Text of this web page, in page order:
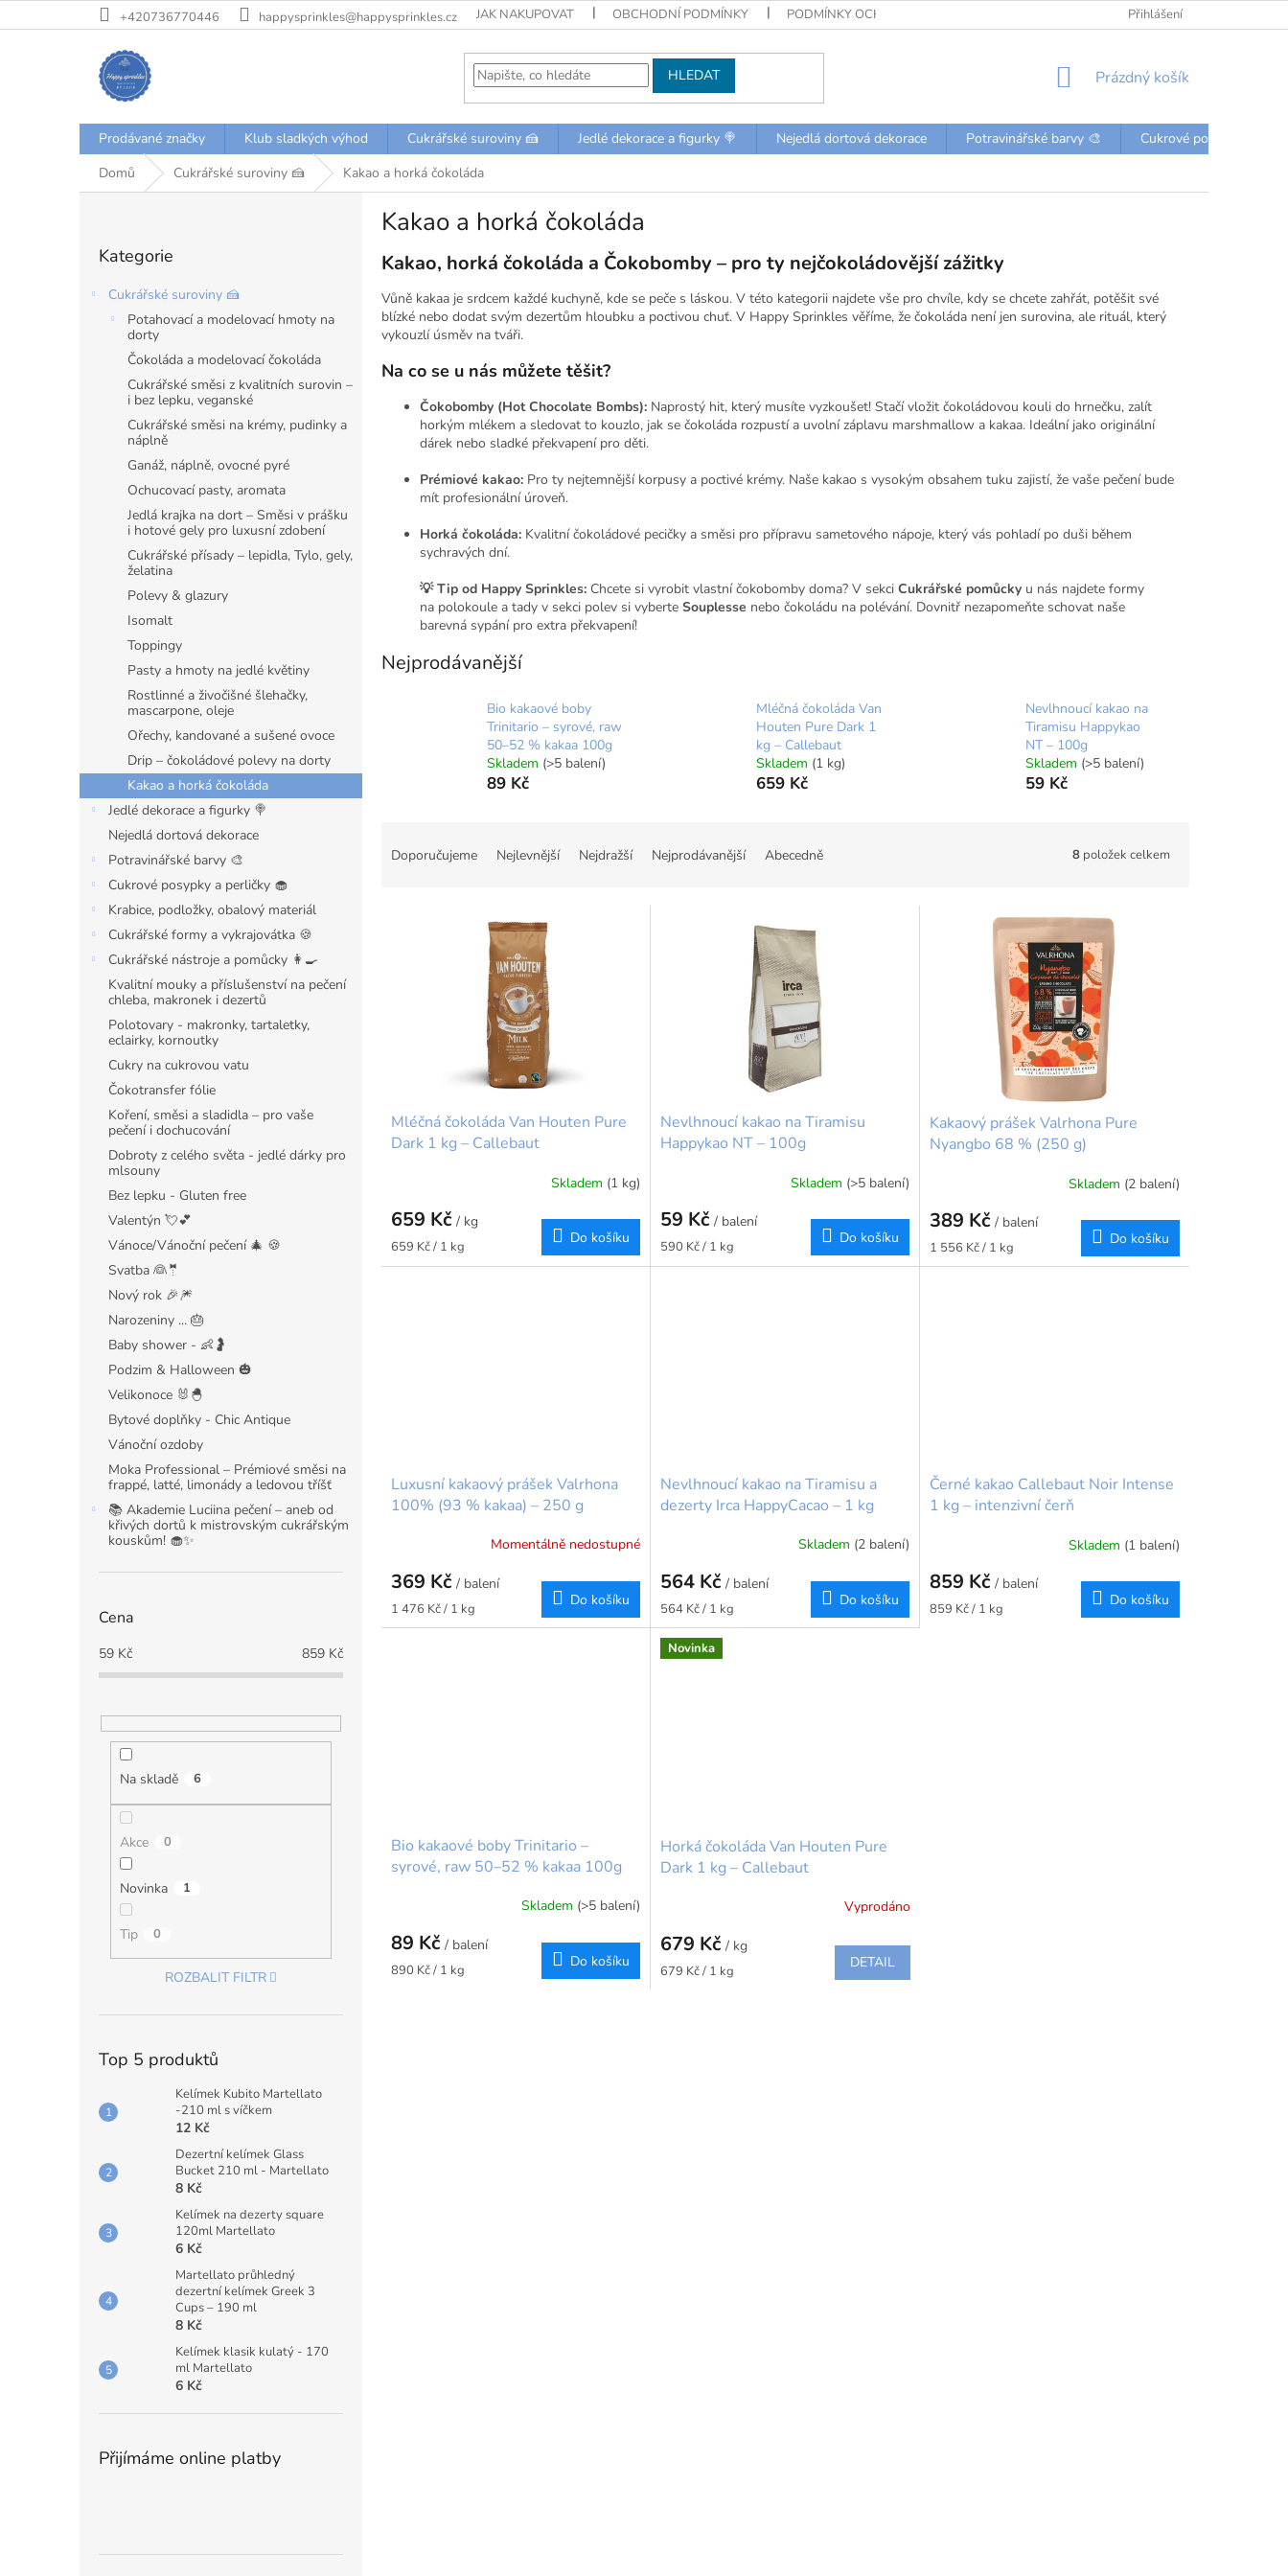
na
+420736770446 happysprinkles@happysprinkles.cz JAK NAKUPOVAT OBCHODNÍ PODMÍNKY PODMÍNKY OCHRANY OSOBNÍCH ÚDAJŮ KONTAKTYPřihlášení
HLEDAT
NÁKUPNÍ
Prázdný košík
Prodávané značky Klub sladkých výhod Cukrářské suroviny 🍰 Jedlé dekorace a figurky 🍭 Nejedlá dortová dekorace Potravinářské barvy 🎨
Cukrové posypky a
Domů
Cukrářské suroviny 🍰 Kakao a horká čokoláda
kategorie
Kategorie
Cukrářské suroviny 🍰
Potahovací a modelovací hmoty na
dorty
Čokoláda a modelovací čokoláda
Cukrářské směsi z kvalitních surovin –
i bez lepku, veganské
Cukrářské směsi na krémy, pudinky a
náplně
Ganáž, náplně, ovocné pyré
Ochucovací pasty, aromata
Jedlá krajka na dort – Směsi v prášku
i hotové gely pro luxusní zdobení
Cukrářské přísady – lepidla, Tylo, gely,
želatina
Polevy & glazury
Isomalt
Toppingy
Pasty a hmoty na jedlé květiny
Rostlinné a živočišné šlehačky,
mascarpone, oleje
Ořechy, kandované a sušené ovoce
Drip – čokoládové polevy na dorty
Kakao a horká čokoláda
Jedlé dekorace a figurky 🍭
Nejedlá dortová dekorace
Potravinářské barvy 🎨
Cukrové posypky a perličky 🧁
Krabice, podložky, obalový materiál
Cukrářské formy a vykrajovátka 🍪
Cukrářské nástroje a pomůcky 👩‍🍳
Kvalitní mouky a příslušenství na pečení
chleba, makronek i dezertů
Polotovary - makronky, tartaletky,
eclairky, kornoutky
Cukry na cukrovou vatu
Čokotransfer fólie
Koření, směsi a sladidla – pro vaše
pečení i dochucování
Dobroty z celého světa - jedlé dárky pro
mlsouny
Bez lepku - Gluten free
Valentýn 💘💕
Vánoce/Vánoční pečení 🎄 🍪
Svatba 👰🤵
Nový rok 🎉🎆
Narozeniny ... 🎂
Baby shower - 👶🤰
Podzim & Halloween 🎃
Velikonoce 🐰🐣
Bytové doplňky - Chic Antique
Vánoční ozdoby
Moka Professional – Prémiové směsi na
frappé, latté, limonády a ledovou tříšť
📚 Akademie Luciina pečení – aneb od
křivých dortů k mistrovským cukrářským
kouskům! 🧁✨
Cena
59 Kč 859 Kč
Na skladě 6
Akce 0
Novinka 1
Tip 0
ROZBALIT FILTR
Top 5 produktů
Kelímek Kubito Martellato
-210 ml s víčkem
12 Kč
Dezertní kelímek Glass
Bucket 210 ml - Martellato
8 Kč
Kelímek na dezerty square
120ml Martellato
6 Kč
Martellato průhledný
dezertní kelímek Greek 3
Cups – 190 ml
8 Kč
Kelímek klasik kulatý - 170
ml Martellato
6 Kč
Přijímáme online platby
Kakao a horká čokoláda
Kakao, horká čokoláda a Čokobomby – pro ty nejčokoládovější zážitky
Vůně kakaa je srdcem každé kuchyně, kde se peče s láskou. V této kategorii najdete vše pro chvíle, kdy se chcete zahřát, potěšit své
blízké nebo dodat svým dezertům hloubku a poctivou chuť. V Happy Sprinkles věříme, že čokoláda není jen surovina, ale rituál, který
vykouzlí úsměv na tváři.
Na co se u nás můžete těšit?
Čokobomby (Hot Chocolate Bombs): Naprostý hit, který musíte vyzkoušet! Stačí vložit čokoládovou kouli do hrnečku, zalít
horkým mlékem a sledovat to kouzlo, jak se čokoláda rozpustí a uvolní záplavu marshmallow a kakaa. Ideální jako originální
dárek nebo sladké překvapení pro děti.
Prémiové kakao: Pro ty nejtemnější korpusy a poctivé krémy. Naše kakao s vysokým obsahem tuku zajistí, že vaše pečení bude
mít profesionální úroveň.
Horká čokoláda: Kvalitní čokoládové pecičky a směsi pro přípravu sametového nápoje, který vás pohladí po duši během
sychravých dní.
💡 Tip od Happy Sprinkles: Chcete si vyrobit vlastní čokobomby doma? V sekci Cukrářské pomůcky u nás najdete formy
na polokoule a tady v sekci polev si vyberte Souplesse nebo čokoládu na polévání. Dovnitř nezapomeňte schovat naše
barevná sypání pro extra překvapení!
Nejprodávanější
Bio kakaové boby
Trinitario – syrové, raw
50–52 % kakaa 100g
Skladem (>5 balení)
89 Kč
Mléčná čokoláda Van
Houten Pure Dark 1
kg – Callebaut
Skladem (1 kg)
659 Kč
Nevlhnoucí kakao na
Tiramisu Happykao
NT – 100g
Skladem (>5 balení)
59 Kč
Doporučujeme Nejlevnější Nejdražší Nejprodávanější Abecedně 8 položek celkem
Mléčná čokoláda Van Houten Pure
Dark 1 kg – Callebaut
Skladem (1 kg)
659 Kč / kg
Měrná
cena:
659 Kč / 1 kg Do košíku
Nevlhnoucí kakao na Tiramisu
Happykao NT – 100g
Skladem (>5 balení)
59 Kč / balení
Měrná
cena:
590 Kč / 1 kg Do košíku
Kakaový prášek Valrhona Pure
Nyangbo 68 % (250 g)
Skladem (2 balení)
389 Kč / balení
Měrná
cena:
1 556 Kč / 1 kg Do košíku
Luxusní kakaový prášek Valrhona
100% (93 % kakaa) – 250 g
Momentálně nedostupné
369 Kč / balení
Měrná
cena:
1 476 Kč / 1 kg Do košíku
Nevlhnoucí kakao na Tiramisu a
dezerty Irca HappyCacao – 1 kg
Skladem (2 balení)
564 Kč / balení
Měrná
cena:
564 Kč / 1 kg Do košíku
Černé kakao Callebaut Noir Intense
1 kg – intenzivní čerň
Skladem (1 balení)
859 Kč / balení
Měrná
859 Kč / 1 kg Do košíku
Bio kakaové boby Trinitario –
syrové, raw 50–52 % kakaa 100g
Skladem (>5 balení)
89 Kč / balení
Měrná
890 Kč / 1 kg Do košíku
Novinka
Horká čokoláda Van Houten Pure
Dark 1 kg – Callebaut
Vyprodáno
679 Kč / kg
Měrná
679 Kč / 1 kg DETAIL